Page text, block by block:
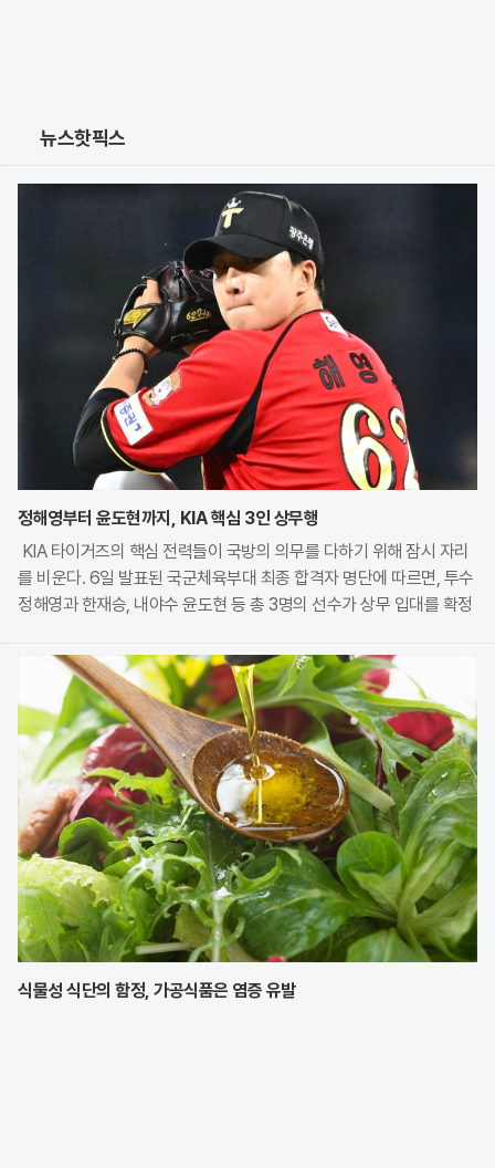
뉴스핫픽스
정해영부터 윤도현까지, KIA 핵심 3인 상무행
KIA 타이거즈의 핵심 전력들이 국방의 의무를 다하기 위해 잠시 자리
를 비운다. 6일 발표된 국군체육부대 최종 합격자 명단에 따르면, 투수
정해영과 한재승, 내야수 윤도현 등 총 3명의 선수가 상무 입대를 확정
을 보였으나, 최종적으로 구단과
식물성 식단의 함정, 가공식품은 염증 유발